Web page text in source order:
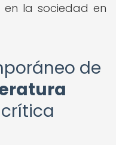
la sociedad en
de